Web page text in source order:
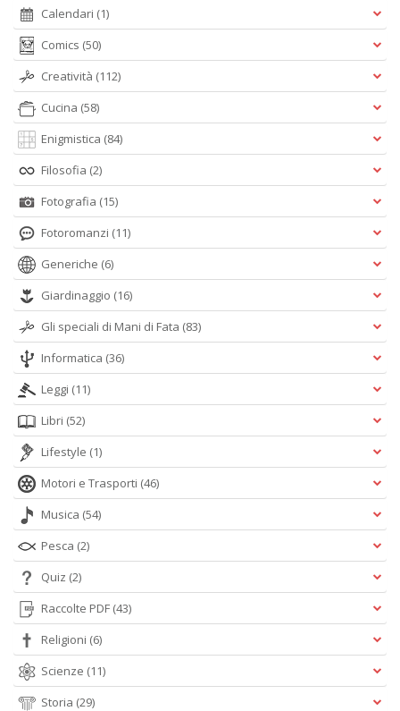
Calendari (1)
Comics (50)
Creatività (112)
Cucina (58)
Enigmistica (84)
Filosofia (2)
Fotografia (15)
Fotoromanzi (11)
Generiche (6)
Giardinaggio (16)
Gli speciali di Mani di Fata (83)
Informatica (36)
Leggi (11)
Libri (52)
Lifestyle (1)
Motori e Trasporti (46)
Musica (54)
Pesca (2)
Quiz (2)
Raccolte PDF (43)
Religioni (6)
Scienze (11)
Storia (29)